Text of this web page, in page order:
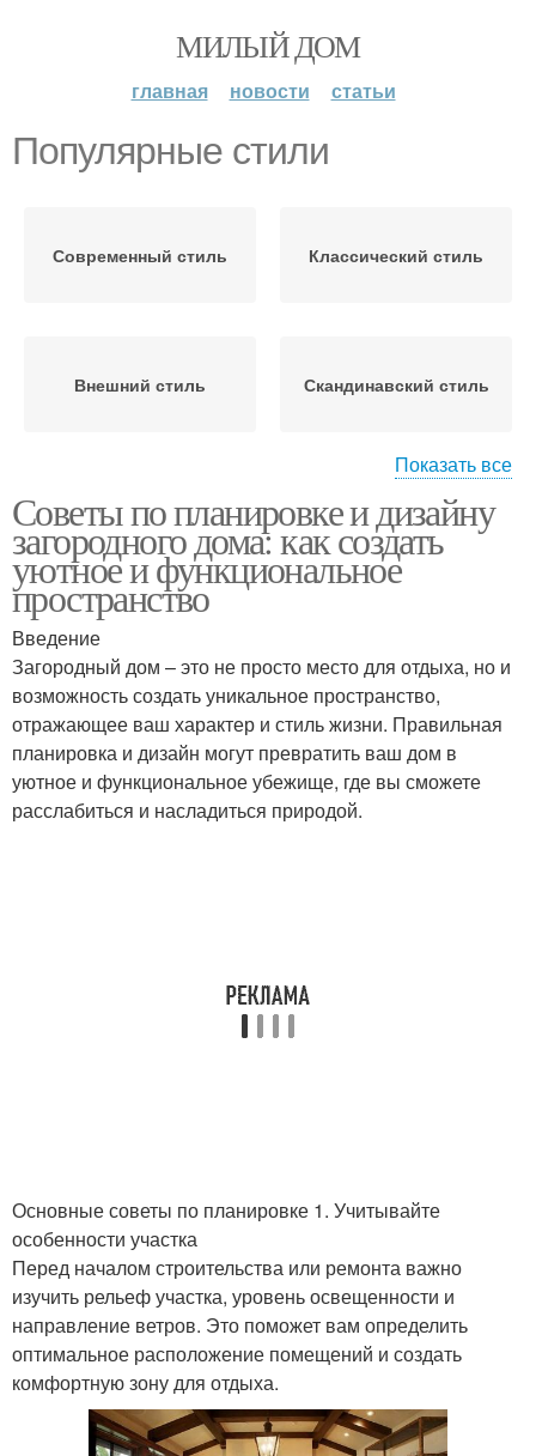
МИЛЫЙ ДОМ
главная новости статьи
Популярные стили
Современный стиль Классический стиль
Внешний стиль Скандинавский стиль
Современные стили Стили в архитектуре
проектировании
стиль
Деревенский стиль
Стиль в
проектировании
Популярные материалы
Викторианский стиль
Показать все
Советы по планировке и дизайну
загородного дома: как создать
уютное и функциональное
пространство
Введение
Загородный дом – это не просто место для отдыха, но и
возможность создать уникальное пространство,
отражающее ваш характер и стиль жизни. Правильная
планировка и дизайн могут превратить ваш дом в
уютное и функциональное убежище, где вы сможете
расслабиться и насладиться природой.
Основные советы по планировке 1. Учитывайте
особенности участка
Перед началом строительства или ремонта важно
изучить рельеф участка, уровень освещенности и
направление ветров. Это поможет вам определить
оптимальное расположение помещений и создать
комфортную зону для отдыха.